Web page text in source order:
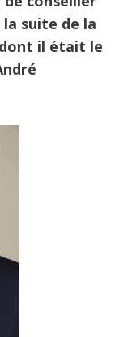
suite de la
il était le